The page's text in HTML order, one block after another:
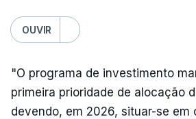
OUVIR
"O programa de investimento
primeira prioridade de alocação
devendo, em 2026, situar-se em